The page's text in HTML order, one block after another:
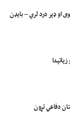
او ډېر درد لري – بایډن
دفاعي تړون